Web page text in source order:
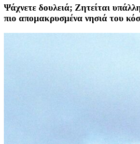
Ψάχνετε δουλειά; Ζητείται
πιο απομακρυσμένα νησιά του